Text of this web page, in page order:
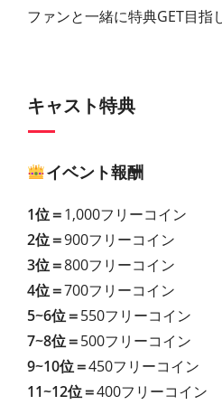
ファンと一緒に特典GET目指
キャスト特典
イベント報酬
1位＝1,000フリーコイン
2位＝900フリーコイン
3位＝800フリーコイン
4位＝700フリーコイン
5~6位＝550フリーコイン
7~8位＝500フリーコイン
9~10位＝450フリーコイン
11~12位＝400フリーコイン